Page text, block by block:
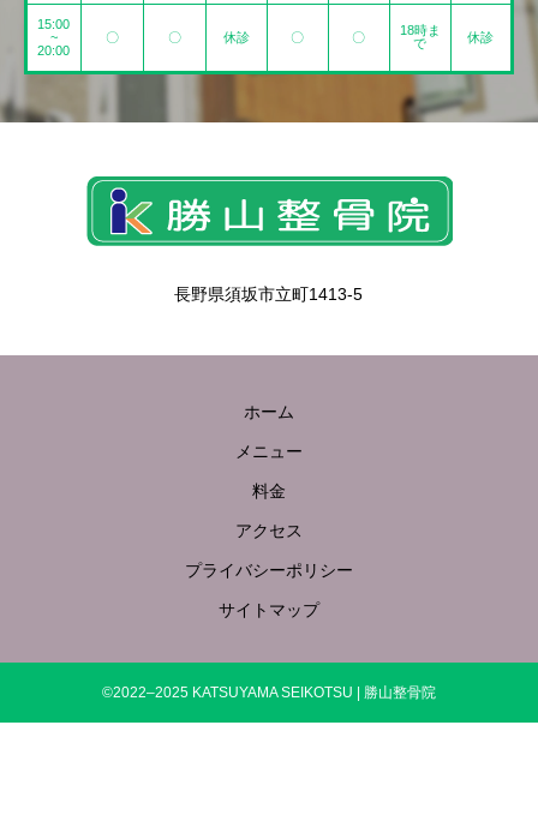
15:00
~
20:00
〇 〇 休診 〇 〇
18時ま
で
休診
長野県須坂市立町1413-5
ホーム
メニュー
料金
アクセス
プライバシーポリシー
サイトマップ
©2022–2025 KATSUYAMA SEIKOTSU | 勝山整骨院